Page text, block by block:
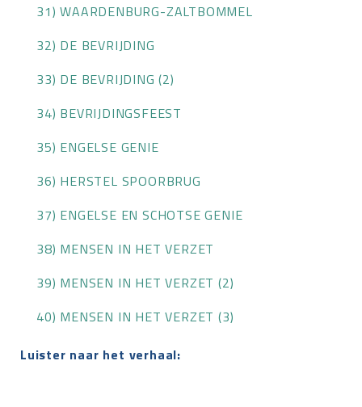
31) WAARDENBURG-ZALTBOMMEL
32) DE BEVRIJDING
33) DE BEVRIJDING (2)
34) BEVRIJDINGSFEEST
35) ENGELSE GENIE
36) HERSTEL SPOORBRUG
37) ENGELSE EN SCHOTSE GENIE
38) MENSEN IN HET VERZET
39) MENSEN IN HET VERZET (2)
40) MENSEN IN HET VERZET (3)
Luister naar het verhaal: